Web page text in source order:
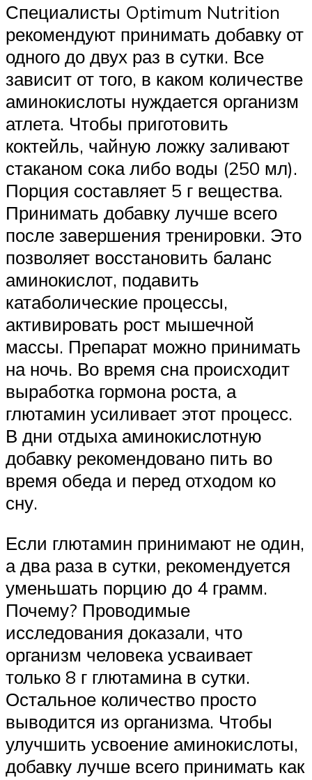
Специалисты Optimum Nutrition
рекомендуют принимать добавку от
одного до двух раз в сутки. Все
зависит от того, в каком количестве
аминокислоты нуждается организм
атлета. Чтобы приготовить
коктейль, чайную ложку заливают
стаканом сока либо воды (250 мл).
Порция составляет 5 г вещества.
Принимать добавку лучше всего
после завершения тренировки. Это
позволяет восстановить баланс
аминокислот, подавить
катаболические процессы,
активировать рост мышечной
массы. Препарат можно принимать
на ночь. Во время сна происходит
выработка гормона роста, а
глютамин усиливает этот процесс.
В дни отдыха аминокислотную
добавку рекомендовано пить во
время обеда и перед отходом ко
сну.
Если глютамин принимают не один,
а два раза в сутки, рекомендуется
уменьшать порцию до 4 грамм.
Почему? Проводимые
исследования доказали, что
организм человека усваивает
только 8 г глютамина в сутки.
Остальное количество просто
выводится из организма. Чтобы
улучшить усвоение аминокислоты,
добавку лучше всего принимать как